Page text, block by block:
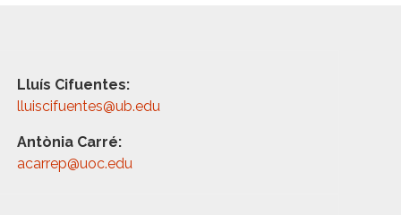
Lluís Cifuentes:
lluiscifuentes@ub.edu
Antònia Carré:
acarrep@uoc.edu